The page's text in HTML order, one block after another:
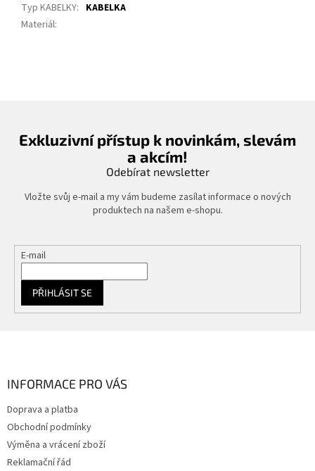
Typ KABELKY: KABELKA
Materiál:
Exkluzivní přístup k novinkám, slevám
a akcím!
Odebírat newsletter
Vložte svůj e-mail a my vám budeme zasílat informace o nových
produktech na našem e-shopu.
E-mail
PŘIHLÁSIT SE
INFORMACE PRO VÁS
Doprava a platba
Obchodní podmínky
Výměna a vrácení zboží
Reklamační řád